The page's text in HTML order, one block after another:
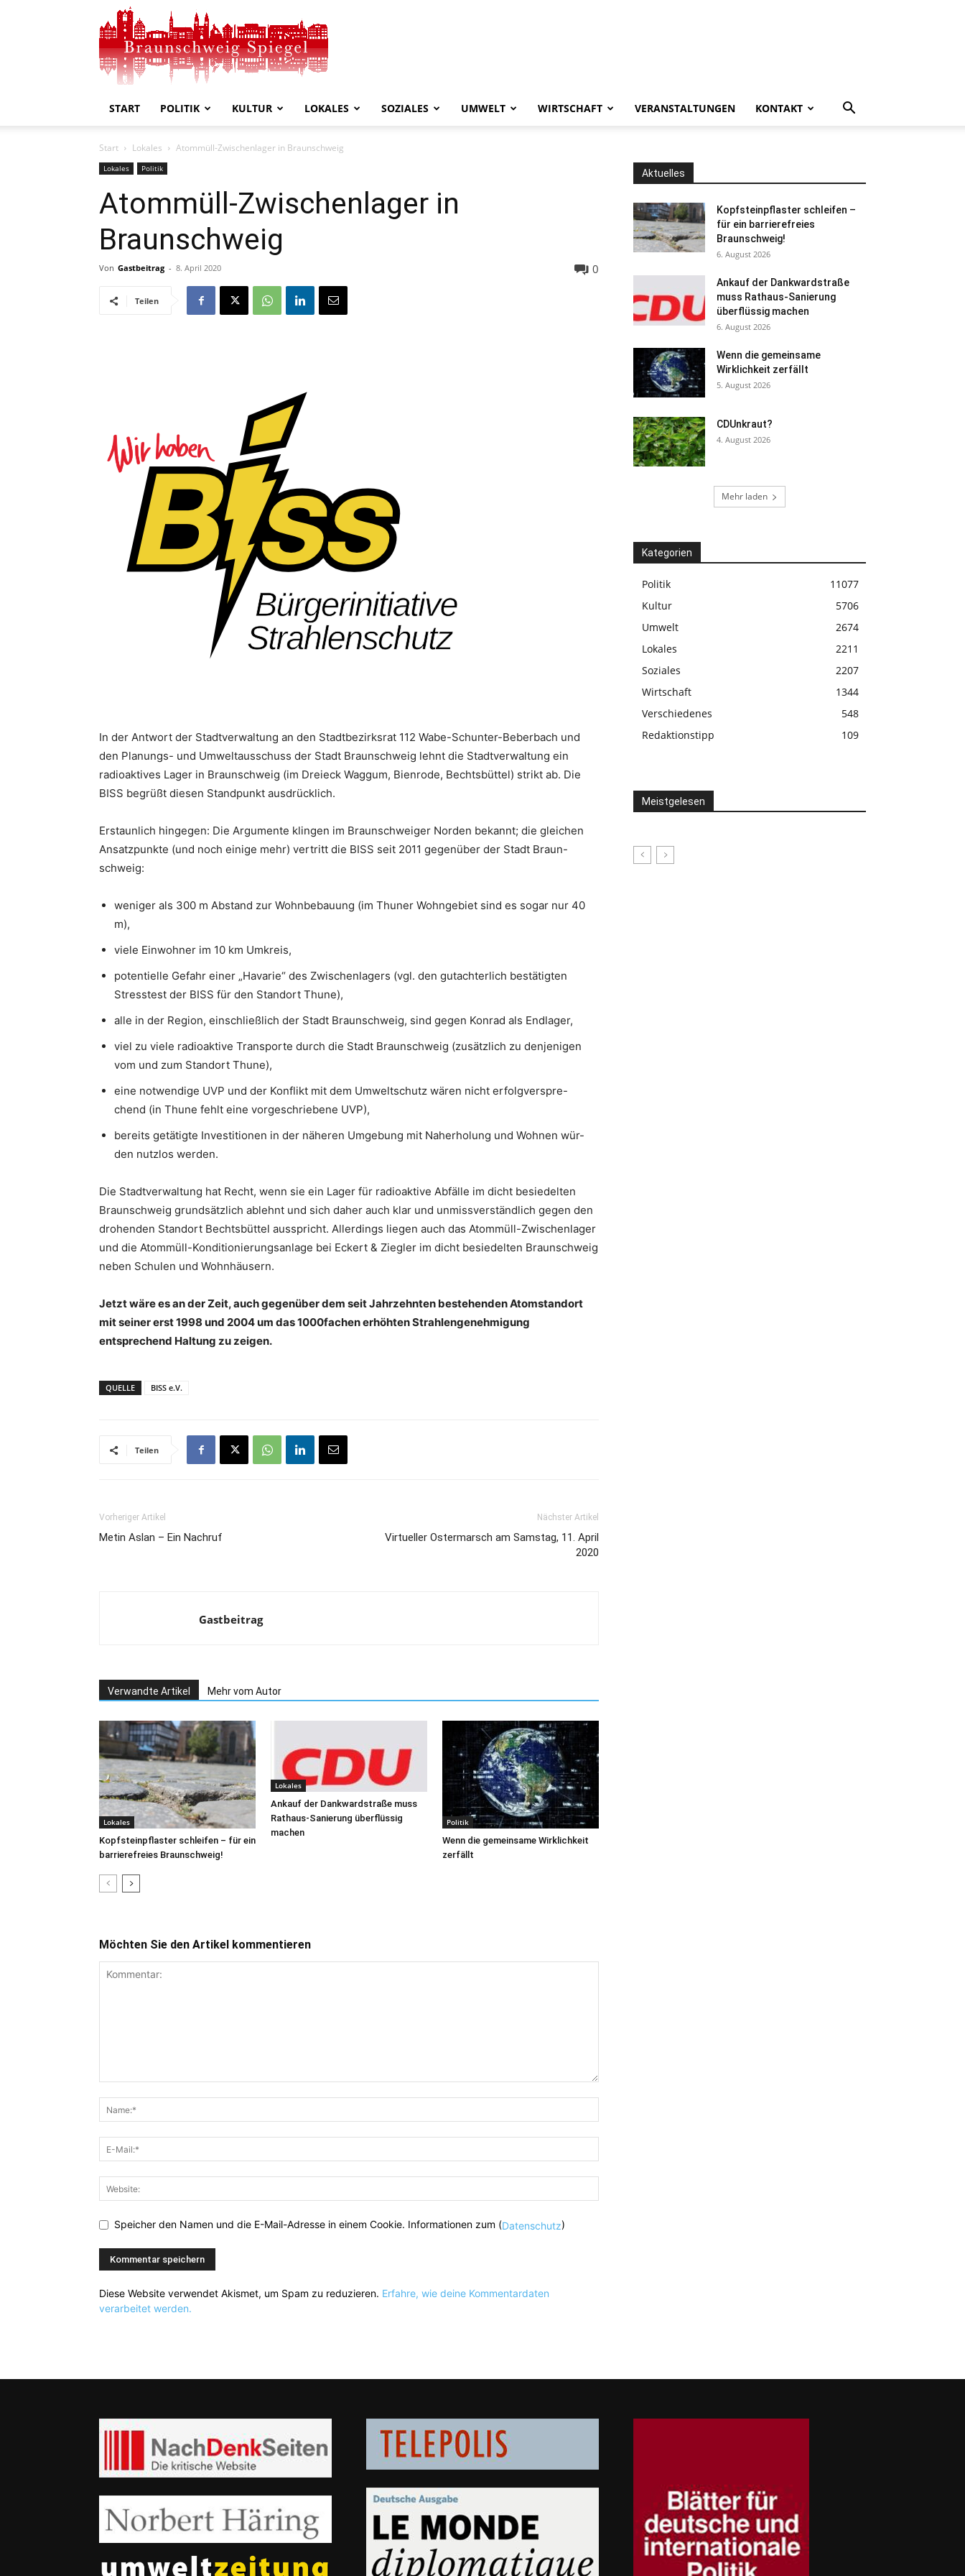
Spiegel
START POLITIK KULTUR LOKALES SOZIALES UMWELT WIRTSCHAFT VERANSTALTUNGEN KONTAKT
Start Lokales Atommüll-Zwischenlager in Braunschweig
Lokales Politik
Atommüll-Zwischenlager in
Braunschweig
Von Gastbeitrag - 8. April 2020 0
Teilen
In der Antwort der Stadtverwaltung an den Stadtbezirksrat 112 Wabe-Schunter-Beberbach und
den Planungs- und Umweltausschuss der Stadt Braunschweig lehnt die Stadtverwaltung ein
radioaktives Lager in Braunschweig (im Dreieck Waggum, Bienrode, Bechtsbüttel) strikt ab. Die
BISS begrüßt diesen Standpunkt ausdrücklich.
Erstaunlich hingegen: Die Argumente klingen im Braunschweiger Norden bekannt; die gleichen
Ansatzpunkte (und noch einige mehr) vertritt die BISS seit 2011 gegenüber der Stadt Braun-
schweig:
weniger als 300 m Abstand zur Wohnbebauung (im Thuner Wohngebiet sind es sogar nur 40
m),
viele Einwohner im 10 km Umkreis,
potentielle Gefahr einer „Havarie“ des Zwischenlagers (vgl. den gutachterlich bestätigten
Stresstest der BISS für den Standort Thune),
alle in der Region, einschließlich der Stadt Braunschweig, sind gegen Konrad als Endlager,
viel zu viele radioaktive Transporte durch die Stadt Braunschweig (zusätzlich zu denjenigen
vom und zum Standort Thune),
eine notwendige UVP und der Konflikt mit dem Umweltschutz wären nicht erfolgverspre-
chend (in Thune fehlt eine vorgeschriebene UVP),
bereits getätigte Investitionen in der näheren Umgebung mit Naherholung und Wohnen wür-
den nutzlos werden.
Die Stadtverwaltung hat Recht, wenn sie ein Lager für radioaktive Abfälle im dicht besiedelten
Braunschweig grundsätzlich ablehnt und sich daher auch klar und unmissverständlich gegen den
drohenden Standort Bechtsbüttel ausspricht. Allerdings liegen auch das Atommüll-Zwischenlager
und die Atommüll-Konditionierungsanlage bei Eckert & Ziegler im dicht besiedelten Braunschweig
neben Schulen und Wohnhäusern.
Jetzt wäre es an der Zeit, auch gegenüber dem seit Jahrzehnten bestehenden Atomstandort
mit seiner erst 1998 und 2004 um das 1000fachen erhöhten Strahlengenehmigung
entsprechend Haltung zu zeigen.
QUELLE BISS e.V.
Teilen
Vorheriger Artikel
Metin Aslan – Ein Nachruf
Nächster Artikel
Virtueller Ostermarsch am Samstag, 11. April
2020
Gastbeitrag
Verwandte Artikel Mehr vom Autor
Lokales
Kopfsteinpflaster schleifen – für ein
barrierefreies Braunschweig!
Lokales
Ankauf der Dankwardstraße muss
Rathaus-Sanierung überflüssig
machen
Politik
Wenn die gemeinsame Wirklichkeit
zerfällt
Möchten Sie den Artikel kommentieren
Speicher den Namen und die E-Mail-Adresse in einem Cookie. Informationen zum (Datenschutz)
Diese Website verwendet Akismet, um Spam zu reduzieren. Erfahre, wie deine Kommentardaten
verarbeitet werden.
Aktuelles
Kopfsteinpflaster schleifen –
für ein barrierefreies
Braunschweig!
6. August 2026
Ankauf der Dankwardstraße
muss Rathaus-Sanierung
überflüssig machen
6. August 2026
Wenn die gemeinsame
Wirklichkeit zerfällt
5. August 2026
CDUnkraut?
4. August 2026
Mehr laden
Kategorien
Politik
11077
Kultur
5706
Umwelt
2674
Lokales
2211
Soziales
2207
Wirtschaft
1344
Verschiedenes
548
Redaktionstipp
109
Meistgelesen